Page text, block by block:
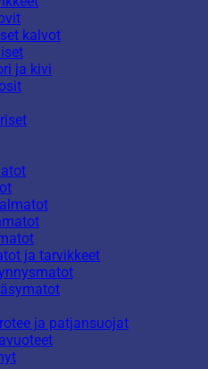
kalvot
ja kivi
ja tarvikkeet
ja patjansuojat